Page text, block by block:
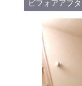
ビフォアアフ